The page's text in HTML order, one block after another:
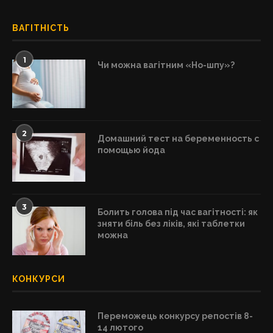
ВАГІТНІСТЬ
1 Чи можна вагітним «Но-шпу»?
2
Домашний тест на беременность с
помощью йода
3
Болить голова під час вагітності: як
зняти біль без ліків, які таблетки
можна
КОНКУРСИ
Переможець конкурсу репостів 8-
14 лютого